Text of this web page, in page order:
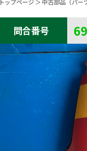
トップページ 中古部品（パー
問合番号